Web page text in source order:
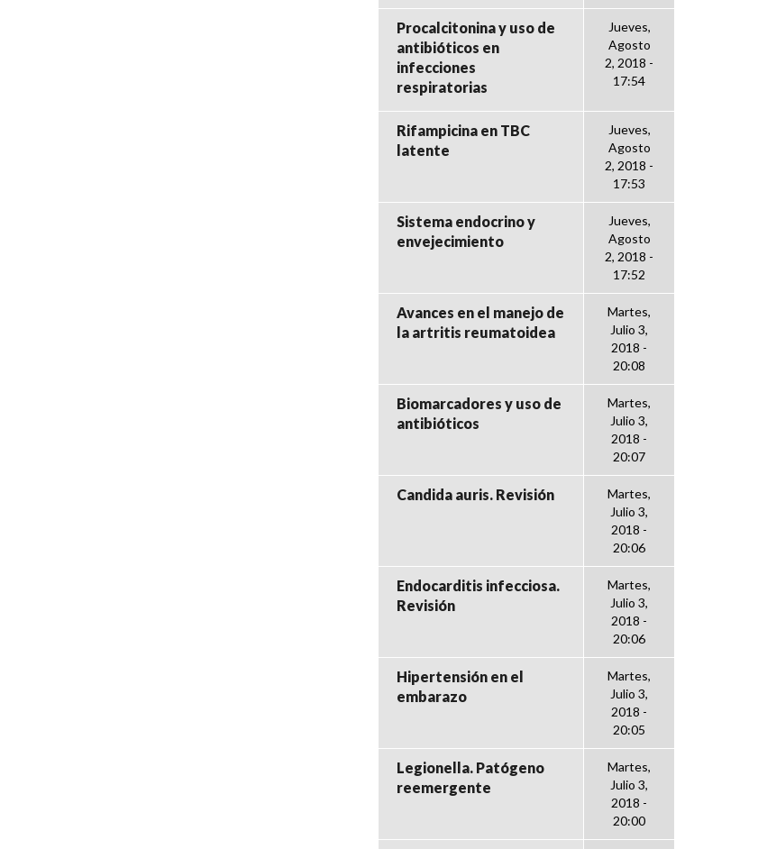
Procalcitonina y uso de
antibióticos en
infecciones
respiratorias
Jueves,
Agosto
2, 2018 -
17:54
Rifampicina en TBC
latente
Jueves,
Agosto
2, 2018 -
17:53
Sistema endocrino y
envejecimiento
Jueves,
Agosto
2, 2018 -
17:52
Avances en el manejo de
la artritis reumatoidea
Martes,
Julio 3,
2018 -
20:08
Biomarcadores y uso de
antibióticos
Martes,
Julio 3,
2018 -
20:07
Candida auris. Revisión
Martes,
Julio 3,
2018 -
20:06
Endocarditis infecciosa.
Revisión
Martes,
Julio 3,
2018 -
20:06
Hipertensión en el
embarazo
Martes,
Julio 3,
2018 -
20:05
Legionella. Patógeno
reemergente
Martes,
Julio 3,
2018 -
20:00